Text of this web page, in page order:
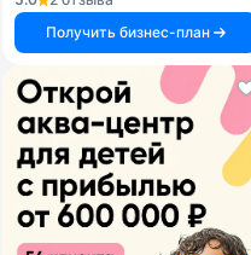
Получить бизнес-план